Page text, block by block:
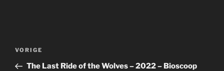
Bericht
Vorig
bericht
VORIGE
The Last Ride of the Wolves – 2022 – Bioscoop